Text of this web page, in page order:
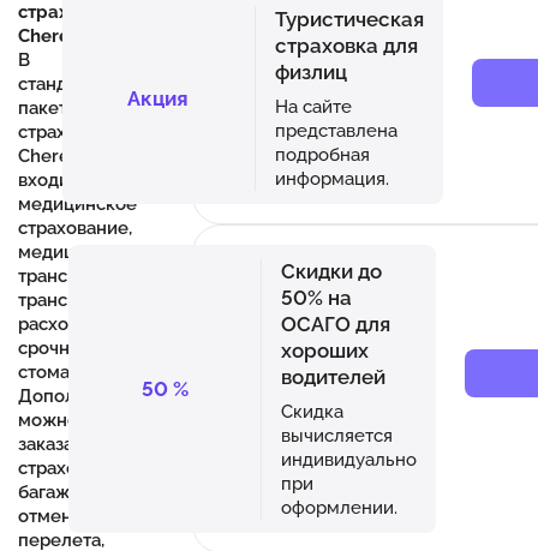
страхования
Cherehapa.ru?
В
стандартный
пакет
страхования
Cherehapa.ru
входит
медицинское
страхование,
медицинская
транспортировка,
транспортные
расходы,
срочная
стоматология.
Дополнительно
можно
заказать
страхование
багажа,
отмены
перелета,
Акция
Туристическая
страховка для
физлиц
На сайте
представлена
подробная
информация.
50 %
Скидки до
50% на
ОСАГО для
хороших
водителей
Скидка
вычисляется
индивидуально
при
оформлении.